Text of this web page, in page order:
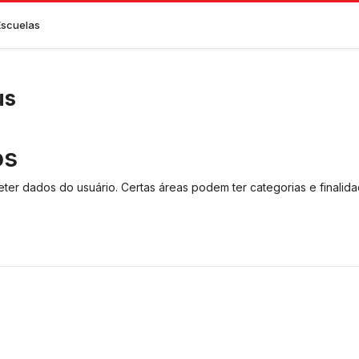
dados do usuário. Certas áreas podem ter categorias e